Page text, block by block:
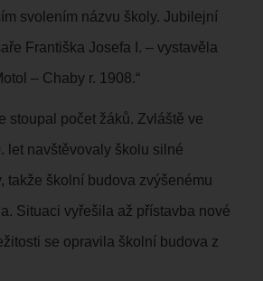
svolením názvu školy. Jubilejní
Františka Josefa I. – vystavěla
– Chaby r. 1908.“
stoupal počet žáků. Zvláště ve
let navštěvovaly školu silné
takže školní budova zvýšenému
Situaci vyřešila až přístavba nové
se opravila školní budova z